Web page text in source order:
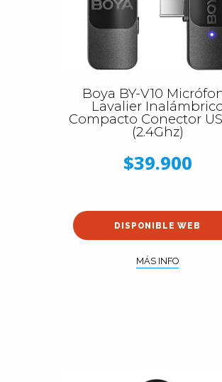
Boya BY-V10
Lavalier
Compacto Conector
(2.4Ghz)
$39.900
DISPONIBLE WEB
MÁS INFO